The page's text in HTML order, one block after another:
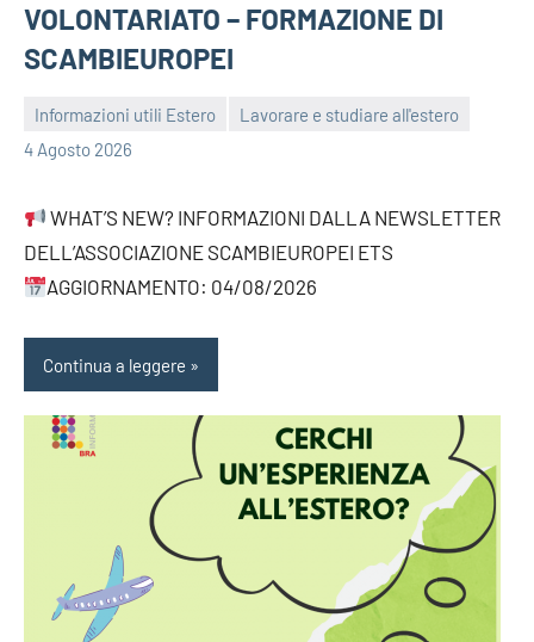
VOLONTARIATO – FORMAZIONE DI
SCAMBIEUROPEI
Informazioni utili Estero
Lavorare e studiare all'estero
4 Agosto 2026
bragiovani
WHAT’S NEW? INFORMAZIONI DALLA NEWSLETTER
DELL’ASSOCIAZIONE SCAMBIEUROPEI ETS
AGGIORNAMENTO: 04/08/2026
Continua a leggere